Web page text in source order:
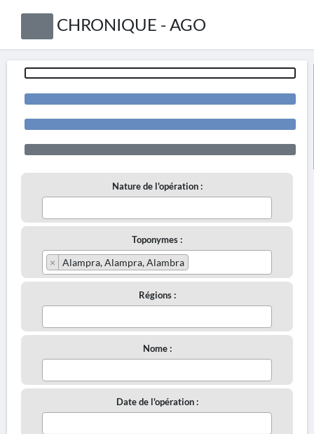
CHRONIQUE - AGO
Nature de l'opération :
Toponymes :
× Alampra, Alampra, Alambra
Régions :
Nome :
Date de l'opération :